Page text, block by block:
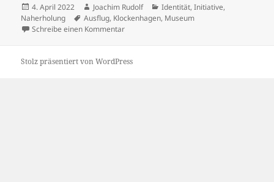
Veröffentlicht
am
4. April 2022 Autor
Joachim Rudolf Kategorien
Identität,Initiative,
Naherholung
Schlagwörter
Ausflug, Klockenhagen, Museum
Schreibe einen Kommentarzu Vereinsexkursion nach Klockenhagen
Stolz präsentiert von WordPress